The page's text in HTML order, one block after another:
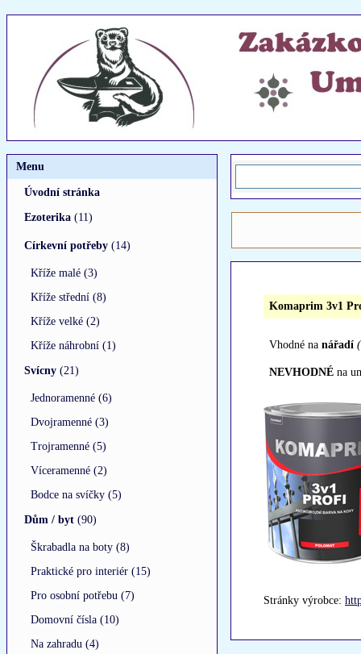
Menu
Úvodní stránka
Ezoterika (11)
Církevní potřeby (14)
Kříže malé (3)
Kříže střední (8)
Kříže velké (2)
Kříže náhrobní (1)
Svícny (21)
Jednoramenné (6)
Dvojramenné (3)
Trojramenné (5)
Víceramenné (2)
Bodce na svíčky (5)
Dům / byt (90)
Škrabadla na boty (8)
Praktické pro interiér (15)
Pro osobní potřebu (7)
Domovní čísla (10)
Na zahradu (4)
Komaprim 3v1
Vhodné na nářadí
NEVHODNÉ na
Stránky výrobce: